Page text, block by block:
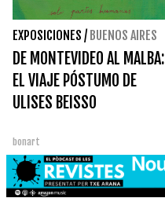
EXPOSICIONES / BUENOS AIRES
DE MONTEVIDEO AL MALBA:
EL VIAJE PÓSTUMO DE
ULISES BEISSO
bonart